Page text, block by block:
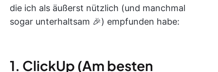
die ich als äußerst nützlich (und manchmal
sogar unterhaltsam 🎉) empfunden habe:
1. ClickUp (Am besten